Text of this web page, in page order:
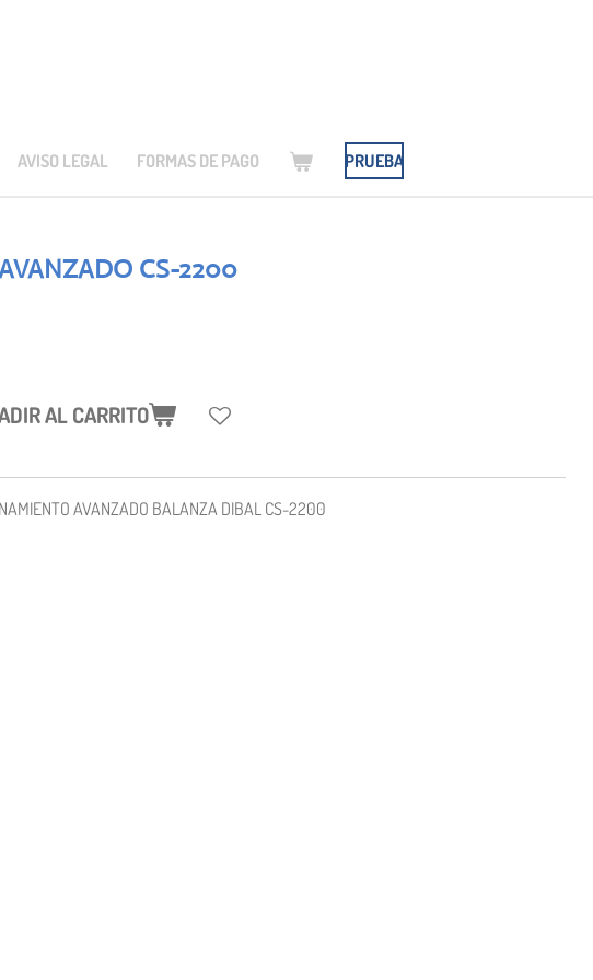
AVISO LEGAL FORMAS DE PAGO PRUEBA
CS-2200
AL CARRITO
AVANZADO BALANZA DIBAL CS-2200